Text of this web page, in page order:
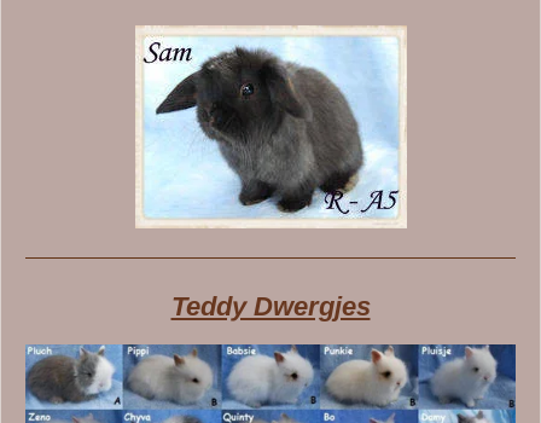
Teddy Dwergjes